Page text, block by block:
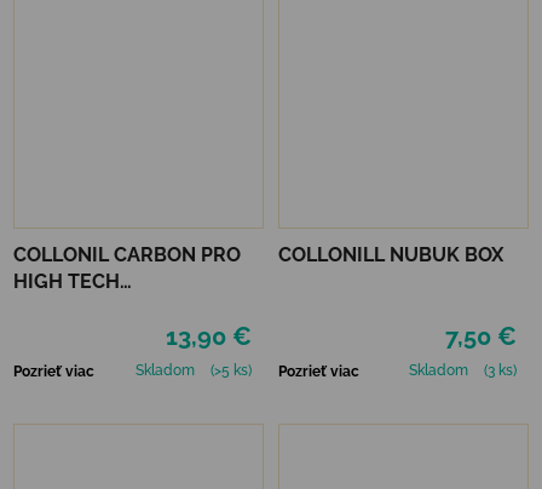
COLLONIL CARBON PRO
HIGH TECH
13,90 €
Pozrieť viac Skladom (>5 ks)
COLLONILL NUBUK BOX
7,50 €
Pozrieť viac Skladom (3 ks)